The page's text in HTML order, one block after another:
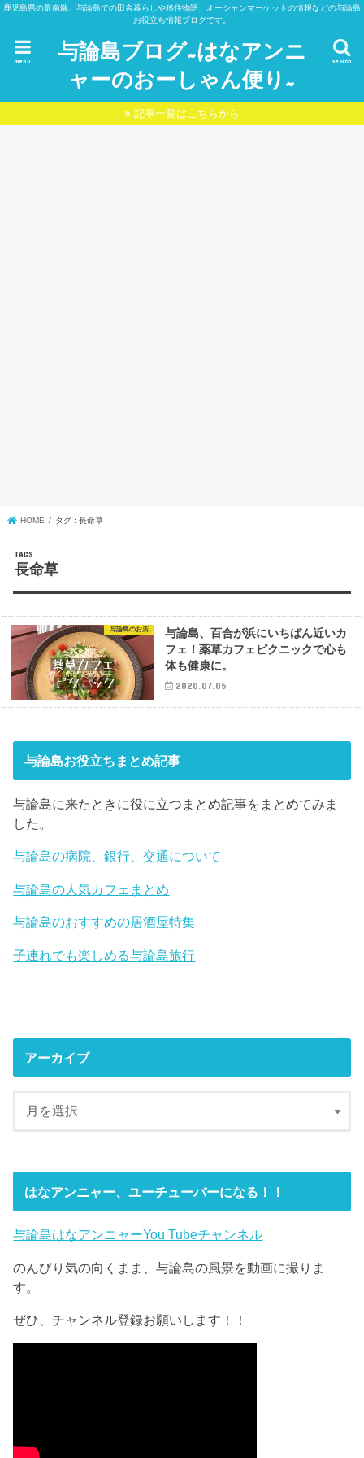
鹿児島県の最南端、与論島での田舎暮らしや移住物語、オーシャンマーケットの情報などの与論島
お役立ち情報ブログです。
与論島ブログ~はなアンニ
ャーのおーしゃん便り~
search
menu
記事一覧はこちらから
HOME タグ : 長命草
長命草
与論島のお店
与論島、百合が浜にいちばん近いカ
フェ！薬草カフェピクニックで心も
体も健康に。
2020.07.05
与論島お役立ちまとめ記事
与論島に来たときに役に立つまとめ記事をまとめてみま
した。
与論島の病院、銀行、交通について
与論島の人気カフェまとめ
与論島のおすすめの居酒屋特集
子連れでも楽しめる与論島旅行
アーカイブ
はなアンニャー、ユーチューバーになる！！
与論島はなアンニャーYou Tubeチャンネル
のんびり気の向くまま、与論島の風景を動画に撮りま
す。
ぜひ、チャンネル登録お願いします！！